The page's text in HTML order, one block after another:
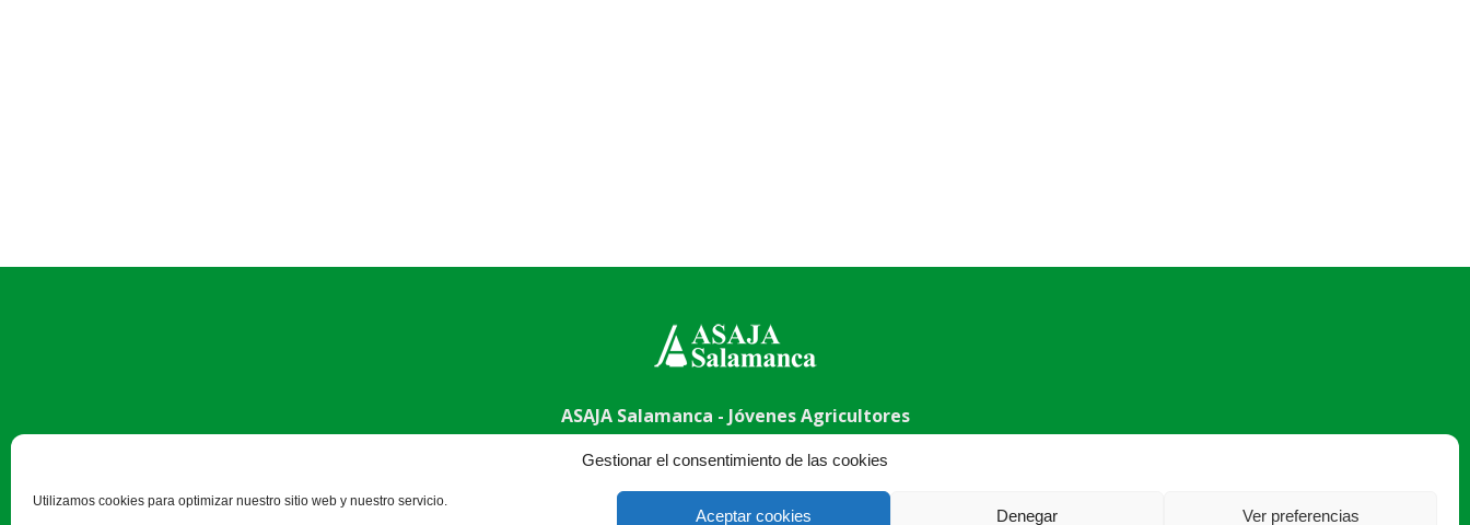
Gestionar el consentimiento de las cookies
Utilizamos cookies para optimizar nuestro sitio web y nuestro servicio.
Aceptar cookies Denegar Ver preferencias
ASAJA Salamanca - Jóvenes Agricultores